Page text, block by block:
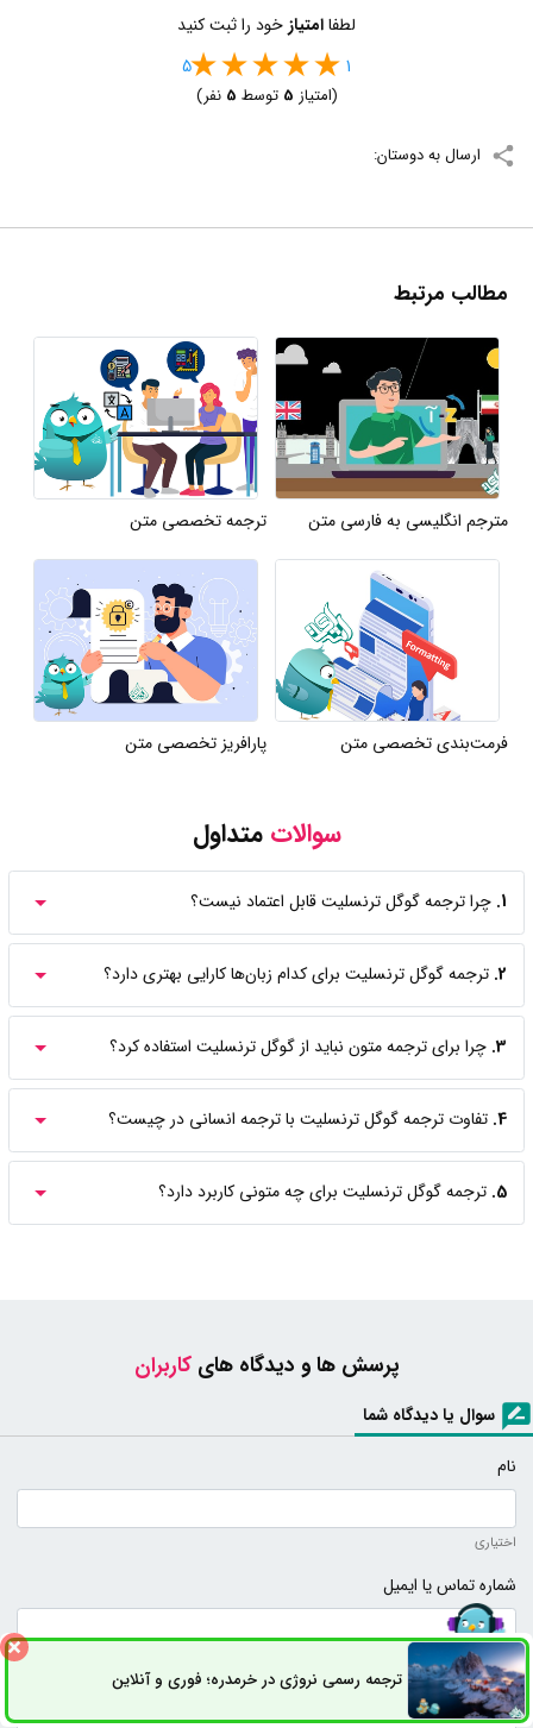
لطفاامتیاز خود را ثبت کنید
1
5
(امتیاز 5 توسط 5 نفر)
ارسال به دوستان:
مطالب مرتبط
مترجم انگلیسی به فارسی متن ترجمه تخصصی متن
فرمت‌بندی تخصصی متن پارافریز تخصصی متن
سوالاتمتداول
1. چرا ترجمه گوگل ترنسلیت قابل اعتماد نیست؟
2. ترجمه گوگل ترنسلیت برای کدام زبان‌ها کارایی بهتری دارد؟
3. چرا برای ترجمه متون نباید از گوگل ترنسلیت استفاده کرد؟
4. تفاوت ترجمه گوگل ترنسلیت با ترجمه انسانی در چیست؟
5. ترجمه گوگل ترنسلیت برای چه متونی کاربرد دارد؟
پرسش ها و دیدگاه هایکاربران
سوال یا دیدگاه شما
نام
اختیاری
شماره تماس یا ایمیل
اختیاری (نمایش داده نخواهد شد)
متن دیدگاه
ترجمه رسمی نروژی در خرمدره؛ فوری و آنلاینثبت سفارش راه های ارتباطی